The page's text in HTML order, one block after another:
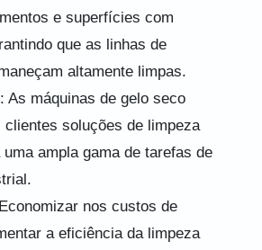
e superfícies com
que as linhas de
altamente limpas.
: As máquinas de gelo seco
clientes soluções de limpeza
ampla gama de tarefas de
nos custos de
a eficiência da limpeza